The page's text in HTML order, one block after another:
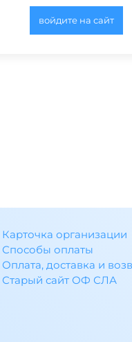
войдите на сайт
Карточка организации
Способы оплаты
Оплата, доставка и
Старый сайт ОФ СЛА